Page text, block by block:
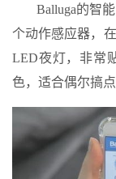
Balluga的智
个动作感应器，
LED夜灯，非常
色，适合偶尔搞点